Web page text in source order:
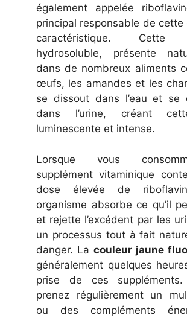
également appelée
principal responsable de cette
caractéristique. Cette
hydrosoluble, présente
dans de nombreux aliments
œufs, les amandes et les
se dissout dans l’eau et se
dans l’urine, créant
luminescente et intense.
Lorsque vous
supplément vitaminique
dose élevée de
organisme absorbe ce qu’il
et rejette l’excédent par les
un processus tout à fait
danger. La couleur jaune fluo
généralement quelques
prise de ces
prenez régulièrement un
ou des compléments